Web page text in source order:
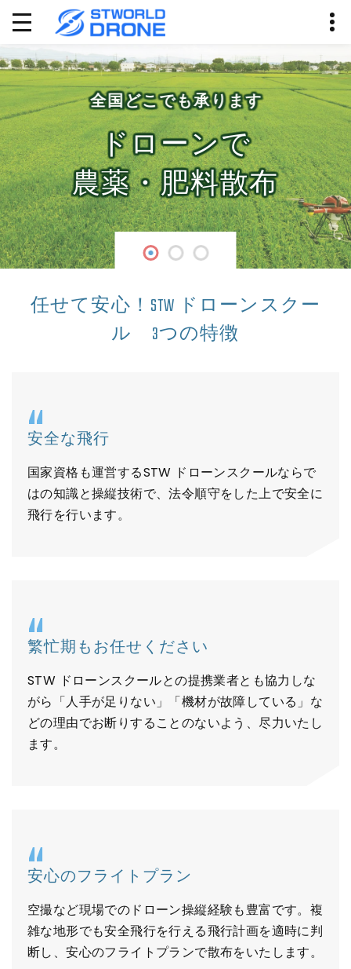
全国どこでも承ります
ドローンで
農薬・肥料散布
任せて安心！ STW ドローンスクー
ル 3つの特徴
安全な飛行
国家資格も運営するSTW ドローンスクールならで
はの知識と操縦技術で、法令順守をした上で安全に
飛行を行います。
繁忙期もお任せください
STW ドローンスクールとの提携業者とも協力しな
がら「人手が足りない」「機材が故障している」な
どの理由でお断りすることのないよう、尽力いたし
ます。
安心のフライトプラン
空撮など現場でのドローン操縦経験も豊富です。複
雑な地形でも安全飛行を行える飛行計画を適時に判
断し、安心のフライトプランで散布をいたします。